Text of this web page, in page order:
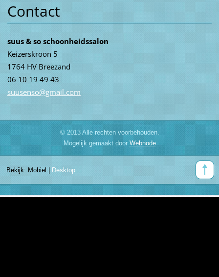
Contact
suus & so schoonheidssalon
Keizerskroon 5
1764 HV Breezand
06 10 19 49 43
suusenso@gmail.com
© 2013 Alle rechten voorbehouden.
Mogelijk gemaakt doorWebnode
Bekijk: Mobiel Desktop